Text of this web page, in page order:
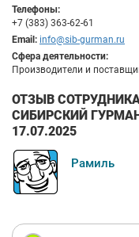
Телефоны:
+7 (383) 363-62-61
Email: info@sib-gurman.ru
Сфера деятельности:
Производители и
ОТЗЫВ
СИБИРСКИЙ
17.07.2025
Рамиль